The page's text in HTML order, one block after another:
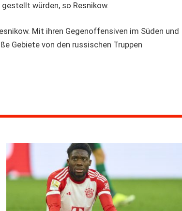
würden, so Resnikow.
Mit ihren Gegenoffensiven im Süden und
Gebiete von den russischen Truppen